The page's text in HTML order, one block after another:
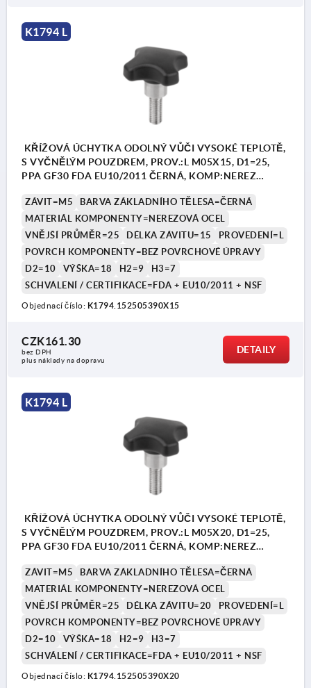
K1794 L
KŘÍŽOVÁ ÚCHYTKA ODOLNÝ VŮČI VYSOKÉ TEPLOTĚ,
S VYČNĚLÝM POUZDREM, PROV.:L M05X15, D1=25,
PPA GF30 FDA EU10/2011 ČERNÁ, KOMP:NEREZ
ZÁVIT=M5
BARVA ZÁKLADNÍHO TĚLESA=ČERNÁ
MATERIÁL KOMPONENTY=NEREZOVÁ OCEL
VNĚJŠÍ PRŮMĚR=25
DÉLKA ZÁVITU=15
PROVEDENÍ=L
POVRCH KOMPONENTY=BEZ POVRCHOVÉ ÚPRAVY
D2=10
VÝŠKA=18 H2=9
H3=7
SCHVÁLENÍ / CERTIFIKACE=FDA + EU10/2011 + NSF
Objednací číslo: K1794.152505390X15
CZK161.30
bez DPH
plus náklady na dopravu
DETAILY
K1794 L
KŘÍŽOVÁ ÚCHYTKA ODOLNÝ VŮČI VYSOKÉ TEPLOTĚ,
S VYČNĚLÝM POUZDREM, PROV.:L M05X20, D1=25,
PPA GF30 FDA EU10/2011 ČERNÁ, KOMP:NEREZ
ZÁVIT=M5
BARVA ZÁKLADNÍHO TĚLESA=ČERNÁ
MATERIÁL KOMPONENTY=NEREZOVÁ OCEL
VNĚJŠÍ PRŮMĚR=25
DÉLKA ZÁVITU=20
PROVEDENÍ=L
POVRCH KOMPONENTY=BEZ POVRCHOVÉ ÚPRAVY
D2=10
VÝŠKA=18 H2=9
H3=7
SCHVÁLENÍ / CERTIFIKACE=FDA + EU10/2011 + NSF
Objednací číslo: K1794.152505390X20